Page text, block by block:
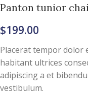
Panton tunior
$199.00
Placerat tempor dolor
habitant ultrices
adipiscing a et
vestibulum.